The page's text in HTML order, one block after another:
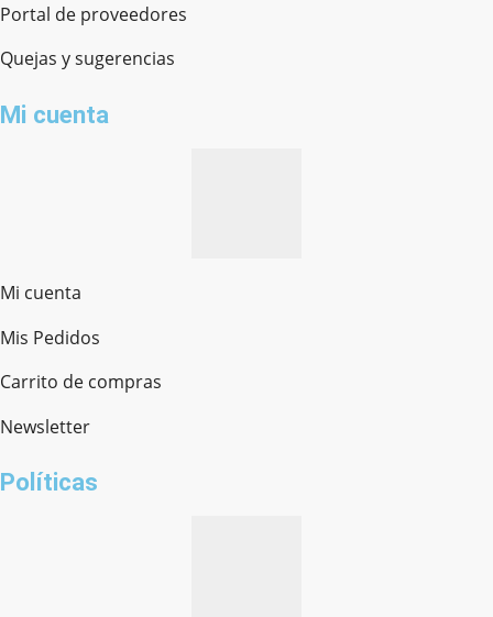
Portal de proveedores
Quejas y sugerencias
Mi cuenta
Mi cuenta
Mis Pedidos
Carrito de compras
Newsletter
Políticas